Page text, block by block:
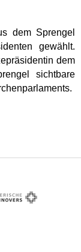
dem Sprengel
gewählt.
dem
sichtbare